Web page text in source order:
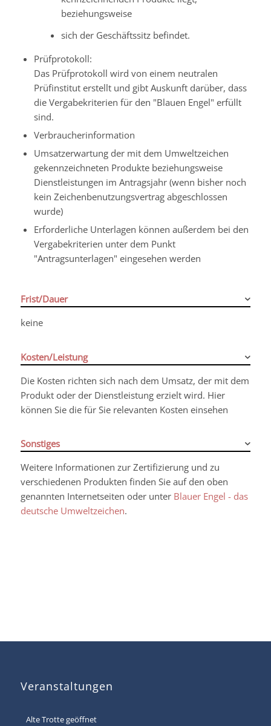
beziehungsweise
sich der Geschäftssitz befindet.
Prüfprotokoll:
Das Prüfprotokoll wird von einem neutralen
Prüfinstitut erstellt und gibt Auskunft darüber, dass
die Vergabekriterien für den "Blauen Engel" erfüllt
sind.
Verbraucherinformation
Umsatzerwartung der mit dem Umweltzeichen
gekennzeichneten Produkte beziehungsweise
Dienstleistungen im Antragsjahr (wenn bisher noch
kein Zeichenbenutzungsvertrag abgeschlossen
wurde)
Erforderliche Unterlagen können außerdem bei den
Vergabekriterien unter dem Punkt
"Antragsunterlagen" eingesehen werden
Frist/Dauer
keine
Kosten/Leistung
Die Kosten richten sich nach dem Umsatz, der mit dem
Produkt oder der Dienstleistung erzielt wird. Hier
können Sie die für Sie relevanten Kosten einsehen
Sonstiges
Weitere Informationen zur Zertifizierung und zu
verschiedenen Produkten finden Sie auf den oben
genannten Internetseiten oder unter Blauer Engel - das
deutsche Umweltzeichen.
Veranstaltungen
Alte Trotte geöffnet